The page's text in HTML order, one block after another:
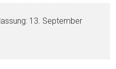
13. September